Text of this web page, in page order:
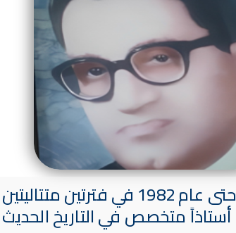
تولى عمادة الكلية فترة من عام
متخصص في التاريخ